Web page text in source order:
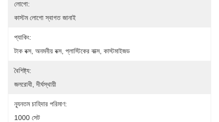
লোগো:
কাস্টম লোগো স্বাগত জানাই
প্যাকিং:
টাক বক্স, অনমনীয় বক্স, প্লাস্টিকের বাক্স, কাস্টমাইজড
বৈশিষ্ট্য:
জলরোধী, দীর্ঘস্থায়ী
ন্যূনতম চাহিদার পরিমাণ:
1000 সেট